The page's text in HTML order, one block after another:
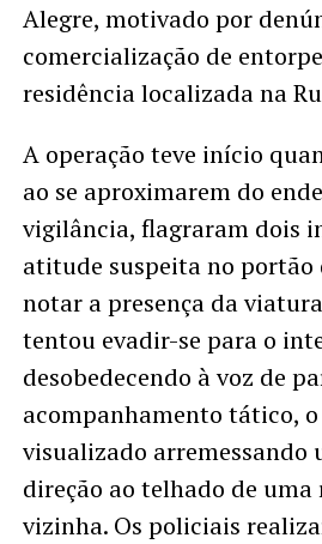
Alegre, motivado por
comercialização de
residência localizada na
A operação teve início
ao se aproximarem do
vigilância, flagraram dois
atitude suspeita no portão
notar a presença da
tentou evadir-se para o
desobedecendo à voz de
acompanhamento tático,
visualizado arremessando
direção ao telhado de uma
vizinha. Os policiais